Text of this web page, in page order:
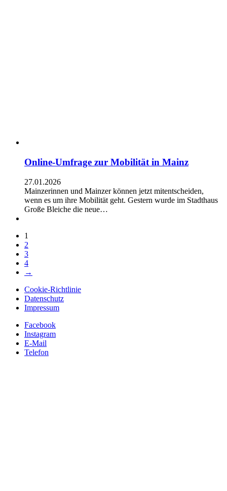
Online-Umfrage zur Mobilität in Mainz
27.01.2026
Mainzerinnen und Mainzer können jetzt mitentscheiden,
wenn es um ihre Mobilität geht. Gestern wurde im Stadthaus
Große Bleiche die neue…
1
2
3
4
→
Cookie-Richtlinie
Datenschutz
Impressum
Facebook
Instagram
E-Mail
Telefon